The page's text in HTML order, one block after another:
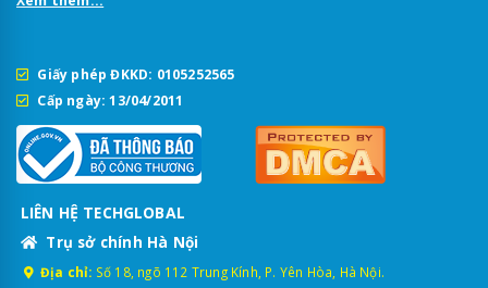
70mai A810
Vietmap TS-5K 4.790.000đ
70mai M800
Vietmap Speedmap M1
Giấy phép ĐKKD: 0105252565
Cấp ngày: 13/04/2011
LIÊN HỆ TECHGLOBAL
Trụ sở chính Hà Nội
Địa chỉ: Số 18, ngõ 112 Trung Kính, P. Yên Hòa, Hà Nội.